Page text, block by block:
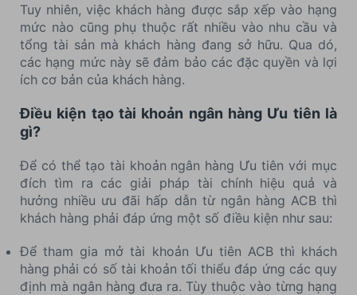
Tuy nhiên, việc khách hàng được sắp xếp vào hạng
mức nào cũng phụ thuộc rất nhiều vào nhu cầu và
tổng tài sản mà khách hàng đang sở hữu. Qua dó,
các hạng mức này sẽ đảm bảo các đặc quyền và lợi
ích cơ bản của khách hàng.
Điều kiện tạo tài khoản ngân hàng Ưu tiên là
gì?
Để có thể tạo tài khoản ngân hàng Ưu tiên với mục
đích tìm ra các giải pháp tài chính hiệu quả và
hưởng nhiều ưu đãi hấp dẫn từ ngân hàng ACB thì
khách hàng phải đáp ứng một số điều kiện như sau:
Để tham gia mở tài khoản Ưu tiên ACB thì khách
hàng phải có số tài khoản tối thiểu đáp ứng các quy
định mà ngân hàng đưa ra. Tùy thuộc vào từng hạng